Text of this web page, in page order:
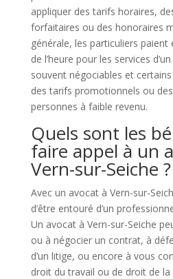
appliquer des tarifs horaires,
forfaitaires ou des honoraires
générale, les particuliers
de l’heure pour les services
souvent négociables et
des tarifs promotionnels ou
personnes à faible revenu.
Quels sont les
faire appel à un
Vern-sur-Seiche ?
Avec un avocat à Vern-sur-
d’être entouré d’un
Un avocat à Vern-sur-Seiche
ou à négocier un contrat, à
d’un litige, ou encore à vous
droit du travail ou de droit de la